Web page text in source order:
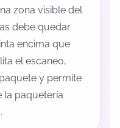
zona visible del
debe quedar
encima que
el escaneo,
y permite
la paquetería